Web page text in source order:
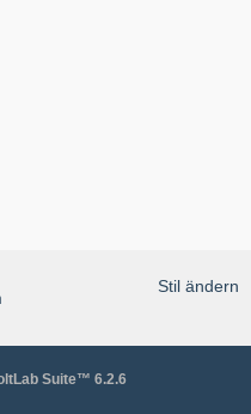
Stil ändern
Suite™ 6.2.6